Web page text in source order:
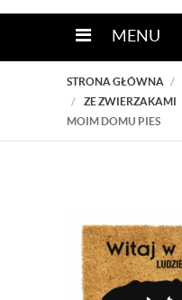
MENU
STRONA GŁÓWNA
ZE ZWIERZAKAMI
MOIM DOMU PIES